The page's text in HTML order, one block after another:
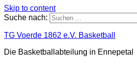
Skip to content
Suche nach:
TG Voerde 1862 e.V. Basketball
Die Basketballabteilung in Ennepetal